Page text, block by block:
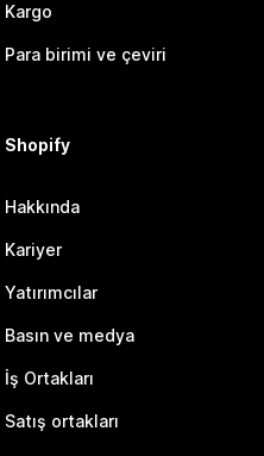
Kargo
Para birimi ve çeviri
Shopify
Hakkında
Kariyer
Yatırımcılar
Basın ve medya
İş Ortakları
Satış ortakları